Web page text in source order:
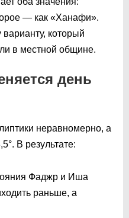
— как «Ханафи».
который
в местной общине.
день
неравномерно, а
В результате:
Фаджр и Иша
раньше, а